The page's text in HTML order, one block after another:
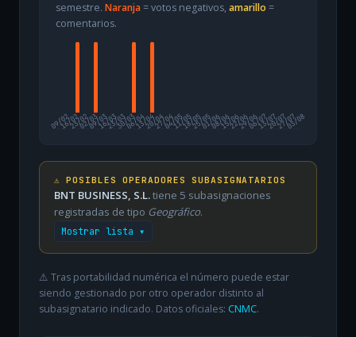
semestre. Naranja= votos negativos, amarillo =
comentarios.
09/02
16/0223/0202/0309/0316/0323/0330/0306/0413/0420/0427/0404/0511/0518/0525/0501/0608/0615/0622/0629/0606/0713/0720/0727/07
03/08
⚠️ POSIBLES OPERADORES SUBASIGNATARIOS
BNT BUSINESS, S.L.tiene 5 subasignaciones
registradas de tipo Geográfico.
Mostrar lista ▾
⚠️ Tras portabilidad numérica el número puede estar
siendo gestionado por otro operador distinto al
subasignatario indicado. Datos oficiales: CNMC.